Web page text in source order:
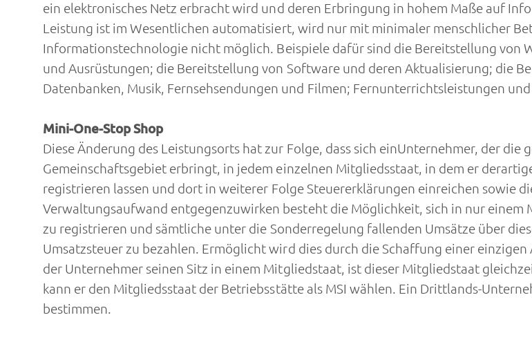
ein elektronisches Netz erbracht wird und deren Erbringung in hohem Maße auf
Leistung ist im Wesentlichen automatisiert, wird nur mit minimaler menschlicher
Informationstechnologie nicht möglich. Beispiele dafür sind die Bereitstellung von
und Ausrüstungen; die Bereitstellung von Software und deren Aktualisierung; die
Datenbanken, Musik, Fernsehsendungen und Filmen; Fernunterrichtsleistungen
Mini-One-Stop Shop
Diese Änderung des Leistungsorts hat zur Folge, dass sich einUnternehmer, der
Gemeinschaftsgebiet erbringt, in jedem einzelnen Mitgliedsstaat, in dem er
registrieren lassen und dort in weiterer Folge Steuererklärungen einreichen sowie
Verwaltungsaufwand entgegenzuwirken besteht die Möglichkeit, sich in nur
zu registrieren und sämtliche unter die Sonderregelung fallenden Umsätze über
Umsatzsteuer zu bezahlen. Ermöglicht wird dies durch die Schaffung einer einzigen
der Unternehmer seinen Sitz in einem Mitgliedstaat, ist dieser Mitgliedstaat
kann er den Mitgliedsstaat der Betriebsstätte als MSI wählen. Ein Drittlands-
bestimmen.